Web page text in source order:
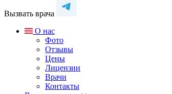
Вызвать врача
О нас
Фото
Отзывы
Цены
Лицензии
Врачи
Контакты